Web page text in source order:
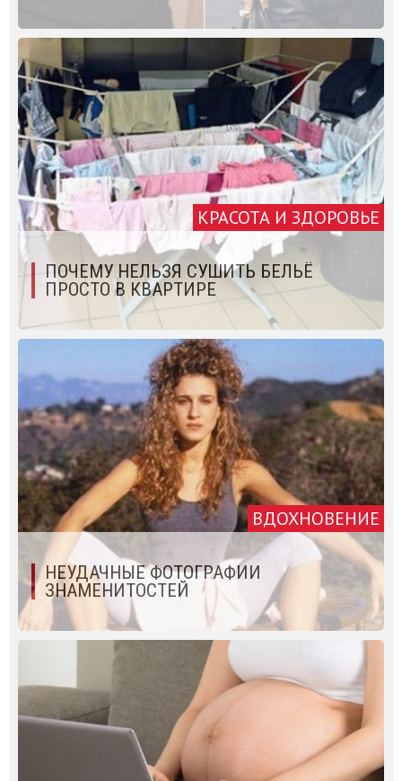
КРАСОТА И ЗДОРОВЬЕ
ПОЧЕМУ НЕЛЬЗЯ СУШИТЬ БЕЛЬЁ
ПРОСТО В КВАРТИРЕ
ВДОХНОВЕНИЕ
НЕУДАЧНЫЕ ФОТОГРАФИИ
ЗНАМЕНИТОСТЕЙ